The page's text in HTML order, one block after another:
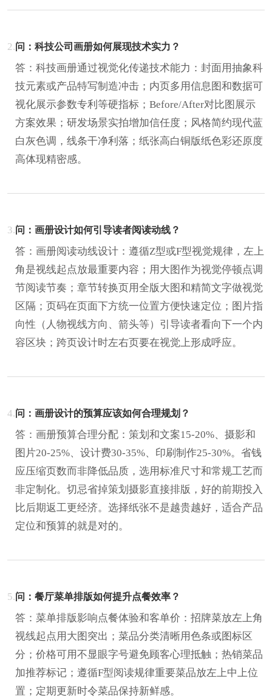
2.问：科技公司画册如何展现技术实力？
答：科技画册通过视觉化传递技术能力：封面用抽象科
技元素或产品特写制造冲击；内页多用信息图和数据可
视化展示参数专利等硬指标；Before/After对比图展示
方案效果；研发场景实拍增加信任度；风格简约现代蓝
白灰色调，线条干净利落；纸张高白铜版纸色彩还原度
高体现精密感。
3.问：画册设计如何引导读者阅读动线？
答：画册阅读动线设计：遵循Z型或F型视觉规律，左上
角是视线起点放最重要内容；用大图作为视觉停顿点调
节阅读节奏；章节转换页用全版大图和精简文字做视觉
区隔；页码在页面下方统一位置方便快速定位；图片指
向性（人物视线方向、箭头等）引导读者看向下一个内
容区块；跨页设计时左右页要在视觉上形成呼应。
4.问：画册设计的预算应该如何合理规划？
答：画册预算合理分配：策划和文案15-20%、摄影和
图片20-25%、设计费30-35%、印刷制作25-30%。省钱
应压缩页数而非降低品质，选用标准尺寸和常规工艺而
非定制化。切忌省掉策划摄影直接排版，好的前期投入
比后期返工更经济。选择纸张不是越贵越好，适合产品
定位和预算的就是对的。
5.问：餐厅菜单排版如何提升点餐效率？
答：菜单排版影响点餐体验和客单价：招牌菜放左上角
视线起点用大图突出；菜品分类清晰用色条或图标区
分；价格可用不显眼字号避免顾客心理抵触；热销菜品
加推荐标记；遵循F型阅读规律重要菜品放左上中上位
置；定期更新时令菜品保持新鲜感。